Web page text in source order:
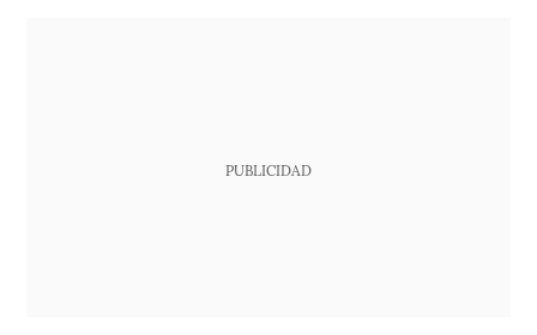
PUBLICIDAD